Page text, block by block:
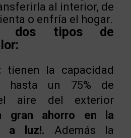
al interior, de
o enfría el hogar.
dos tipos de
tienen la capacidad
hasta un 75% de
aire del exterior
gran ahorro en la
a luz!. Además la